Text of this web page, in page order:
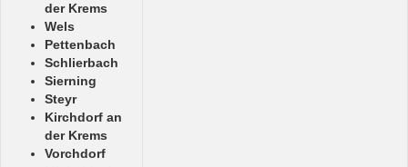
der Krems
Wels
Pettenbach
Schlierbach
Sierning
Steyr
Kirchdorf an
der Krems
Vorchdorf